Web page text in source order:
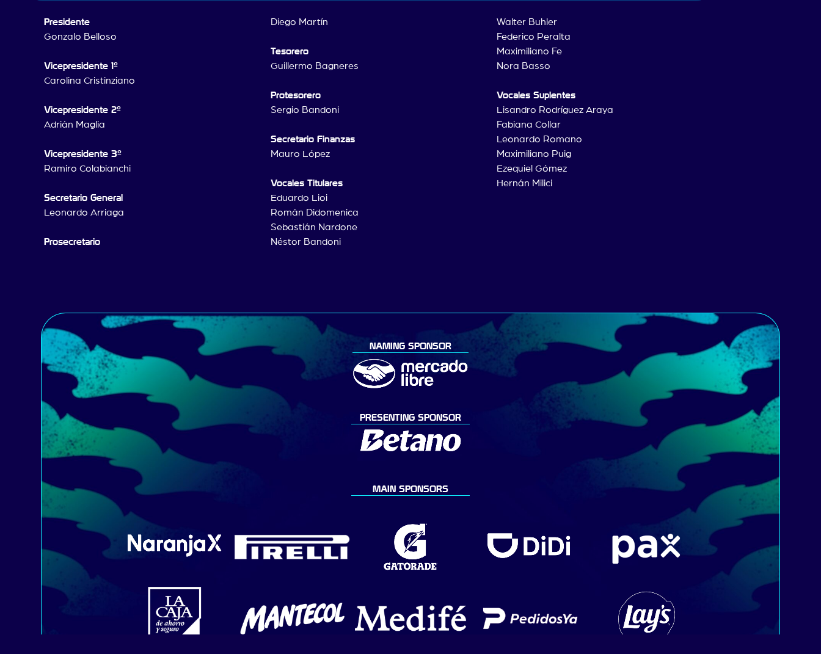
Presidente
Gonzalo Belloso
Vicepresidente 1º
Carolina Cristinziano
Vicepresidente 2º
Adrián Maglia
Vicepresidente 3º
Ramiro Colabianchi
Secretario General
Leonardo Arriaga
Prosecretario
Diego Martín
Tesorero
Guillermo Bagneres
Protesorero
Sergio Bandoni
Secretario Finanzas
Mauro López
Vocales Titulares
Eduardo Lioi
Román Didomenica
Sebastián Nardone
Néstor Bandoni
Walter Buhler
Federico Peralta
Maximiliano Fe
Nora Basso
Vocales Suplentes
Lisandro Rodríguez Araya
Fabiana Collar
Leonardo Romano
Maximiliano Puig
Ezequiel Gómez
Hernán Milici
NAMING SPONSOR
PRESENTING SPONSOR
MAIN SPONSORS